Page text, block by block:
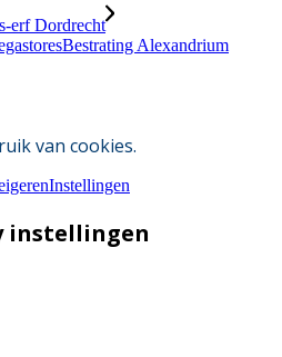
Bestrating Alexandrium
van cookies.
Instellingen
instellingen